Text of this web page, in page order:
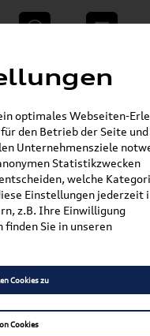
WhatsApp E-Mail
und Zubehör »
& Spraydosen
Oxidsilber-
Set
Metallic
optimales Webseiten-
den Betrieb der Seite
Unternehmensziele
Statistikzwecken
welche
Einstellungen jederzeit
z.B. Ihre Einwilligung
Sie in unseren
Cookies zu
Cookies